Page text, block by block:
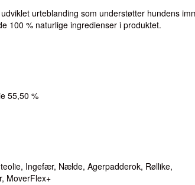
urteblanding som understøtter hundens
100 % naturlige ingredienser i produktet.
55,50 %
Ingefær, Nælde, Agerpadderok, Røllike,
MoverFlex+